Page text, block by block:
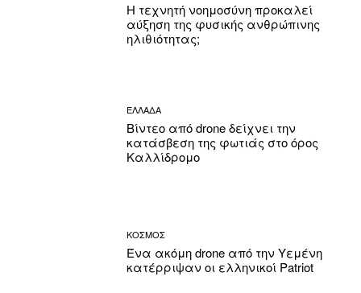
Η τεχνητή νοημοσύνη προκαλεί
αύξηση της φυσικής ανθρώπινης
ηλιθιότητας;
ΕΛΛΑΔΑ
Βίντεο από drone δείχνει την
κατάσβεση της φωτιάς στο όρος
Καλλίδρομο
ΚΟΣΜΟΣ
Ένα ακόμη drone από την Υεμένη
κατέρριψαν οι ελληνικοί Patriot